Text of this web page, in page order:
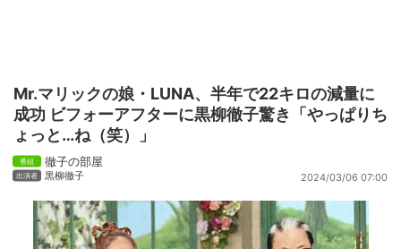
Mr.マリックの娘・LUNA、半年で22キロの減量に
成功 ビフォーアフターに黒柳徹子驚き「やっぱりち
ょっと…ね（笑）」
徹子の部屋
黒柳徹子 2024/03/06 07:00